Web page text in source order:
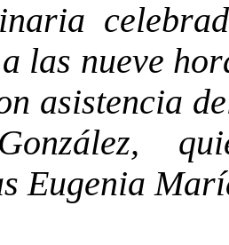
las nueve
asistencia
Eugenia